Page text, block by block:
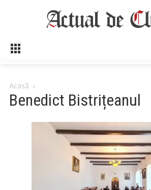
Acasă
Benedict Bistrițeanul